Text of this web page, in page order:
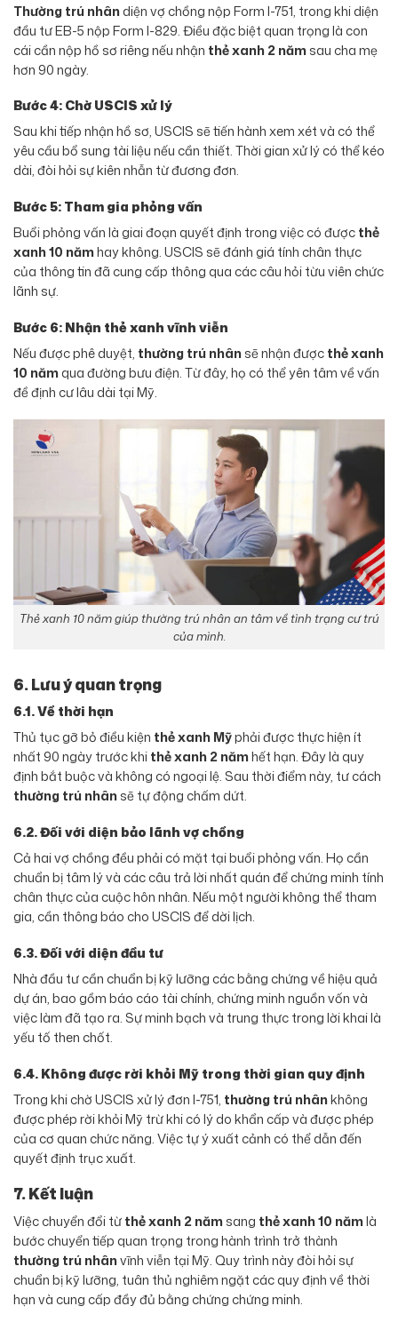
Thường trú nhândiện vợ chồng nộp Form I-751, trong khi diện
đầu tư EB-5 nộp Form I-829. Điều đặc biệt quan trọng là con
cái cần nộp hồ sơ riêng nếu nhận thẻ xanh 2 nămsau cha mẹ
hơn 90 ngày.
Bước 4: Chờ USCIS xử lý
Sau khi tiếp nhận hồ sơ, USCIS sẽ tiến hành xem xét và có thể
yêu cầu bổ sung tài liệu nếu cần thiết. Thời gian xử lý có thể kéo
dài, đòi hỏi sự kiên nhẫn từ đương đơn.
Bước 5: Tham gia phỏng vấn
Buổi phỏng vấn là giai đoạn quyết định trong việc có đượcthẻ
xanh 10 nămhay không. USCIS sẽ đánh giá tính chân thực
của thông tin đã cung cấp thông qua các câu hỏi từu viên chức
lãnh sự.
Bước 6: Nhận thẻ xanh vĩnh viễn
Nếu được phê duyệt, thường trú nhânsẽ nhận đượcthẻ xanh
10 nămqua đường bưu điện. Từ đây, họ có thể yên tâm về vấn
đề định cư lâu dài tại Mỹ.
Thẻ xanh 10 năm giúp thường trú nhân an tâm về tình trạng cư trú
của mình.
6. Lưu ý quan trọng
6.1. Về thời hạn
Thủ tục gỡ bỏ điều kiện thẻ xanh Mỹphải được thực hiện ít
nhất 90 ngày trước khithẻ xanh 2 nămhết hạn. Đây là quy
định bắt buộc và không có ngoại lệ. Sau thời điểm này, tư cách
thường trú nhânsẽ tự động chấm dứt.
6.2. Đối với diện bảo lãnh vợ chồng
Cả hai vợ chồng đều phải có mặt tại buổi phỏng vấn. Họ cần
chuẩn bị tâm lý và các câu trả lời nhất quán để chứng minh tính
chân thực của cuộc hôn nhân. Nếu một người không thể tham
gia, cần thông báo cho USCIS để dời lịch.
6.3. Đối với diện đầu tư
Nhà đầu tư cần chuẩn bị kỹ lưỡng các bằng chứng về hiệu quả
dự án, bao gồm báo cáo tài chính, chứng minh nguồn vốn và
việc làm đã tạo ra. Sự minh bạch và trung thực trong lời khai là
yếu tố then chốt.
6.4. Không được rời khỏi Mỹ trong thời gian quy định
Trong khi chờ USCIS xử lý đơn I-751, thường trú nhânkhông
được phép rời khỏi Mỹ trừ khi có lý do khẩn cấp và được phép
của cơ quan chức năng. Việc tự ý xuất cảnh có thể dẫn đến
quyết định trục xuất.
7. Kết luận
Việc chuyển đổi từthẻ xanh 2 nămsang thẻ xanh 10 nămlà
bước chuyển tiếp quan trọng trong hành trình trở thành
thường trú nhânvĩnh viễn tại Mỹ. Quy trình này đòi hỏi sự
chuẩn bị kỹ lưỡng, tuân thủ nghiêm ngặt các quy định về thời
hạn và cung cấp đầy đủ bằng chứng chứng minh.